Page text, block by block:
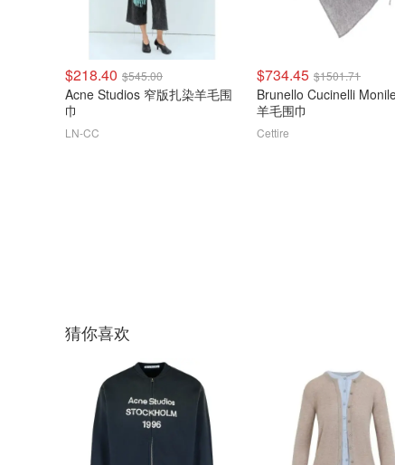
$218.40 $545.00
Acne Studios 窄版扎染羊毛围
巾
LN-CC
$734.45 $1501.71
Brunello Cucinelli
羊毛围巾
Cettire
猜你喜欢